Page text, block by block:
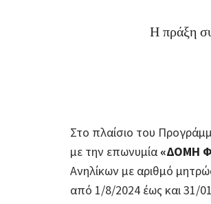
Η πράξη
Στο πλαίσιο του
με την επωνυμία«ΔΟΜΗ
Ανηλίκων με αριθμό
από 1/8/2024 έως και 31/